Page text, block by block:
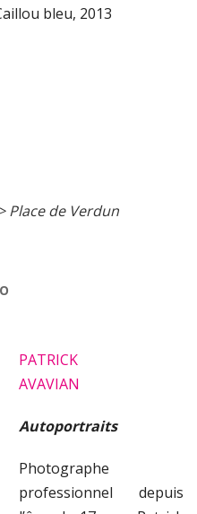
bleu, 2013
Place de Verdun
PATRICK
AVAVIAN
Autoportraits
Photographe
professionnel depuis